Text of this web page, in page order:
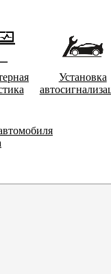
Установка